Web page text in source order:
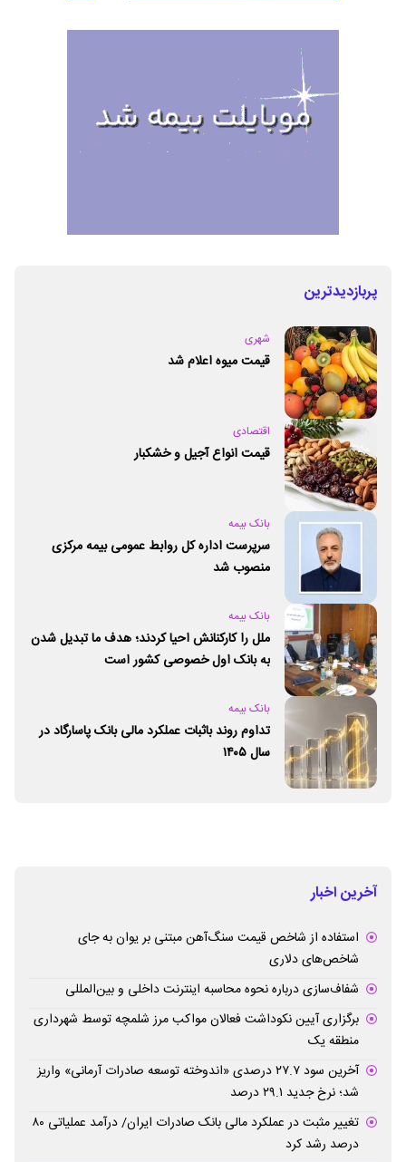
پربازدیدترین
شهری
قیمت میوه اعلام شد
اقتصادی
قیمت انواع آجیل و خشکبار
بانک بیمه
سرپرست اداره کل روابط عمومی بیمه مرکزی
منصوب شد
بانک بیمه
ملل را کارکنانش احیا کردند؛ هدف ما تبدیل شدن
به بانک اول خصوصی کشور است
بانک بیمه
تداوم روند باثبات عملکرد مالی بانک پاسارگاد در
سال ۱۴۰۵
آخرین اخبار
استفاده از شاخص قیمت سنگ‌آهن مبتنی بر یوان به جای
شاخص‌های دلاری
شفاف‌سازی درباره نحوه محاسبه اینترنت داخلی و بین‌المللی
برگزاری آیین نکوداشت فعالان مواکب مرز شلمچه توسط شهرداری
منطقه یک
آخرین سود ۲۷.۷ درصدی «اندوخته توسعه صادرات آرمانی» واریز
شد؛ نرخ جدید ۲۹.۱ درصد
تغییر مثبت در عملکرد مالی بانک صادرات ایران/ درآمد عملیاتی ۸۰
درصد رشد کرد